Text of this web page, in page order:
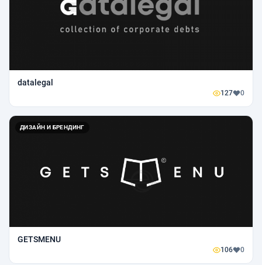
datalegal
127 0
ДИЗАЙН И БРЕНДИНГ
GETSMENU
106 0